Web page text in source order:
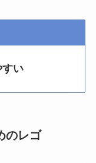
い
のレゴ